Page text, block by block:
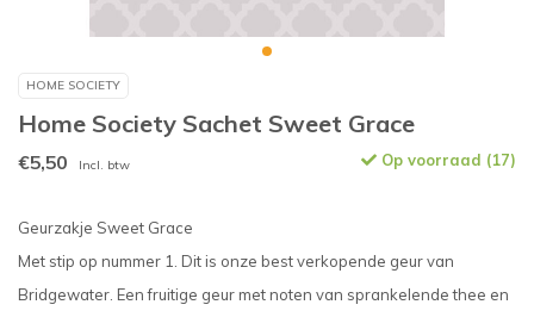
HOME SOCIETY
Home Society Sachet Sweet Grace
€5,50 Incl. btw Op voorraad (17)
Geurzakje Sweet Grace
Met stip op nummer 1. Dit is onze best verkopende geur van
Bridgewater. Een fruitige geur met noten van sprankelende thee en